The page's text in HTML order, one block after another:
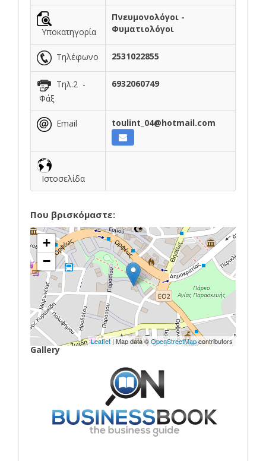
Υποκατηγορία
Πνευμονολόγοι -
Φυματιολόγοι
Τηλέφωνο 2531022855
Τηλ.2 -
Φάξ
6932060749
Email toulint_04@hotmail.com
Ιστοσελίδα
Που βρισκόμαστε:
+
−
Leaflet| Map data ©OpenStreetMapcontributors
Gallery